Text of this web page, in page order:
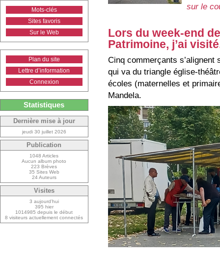
sur le
Lors du week-end
Patrimoine, j’ai
Cinq commerçants
qui va du triangle église-
écoles (maternelles et
Mandela.
Mots-clés
Sites favoris
Sur le Web
Plan du site
Lettre d’information
Connexion
Statistiques
Dernière mise à jour
jeudi 30 juillet 2026
Publication
1048 Articles
Aucun album photo
223 Brèves
35 Sites Web
24 Auteurs
Visites
3 aujourd’hui
395 hier
1014985 depuis le début
8 visiteurs actuellement connectés